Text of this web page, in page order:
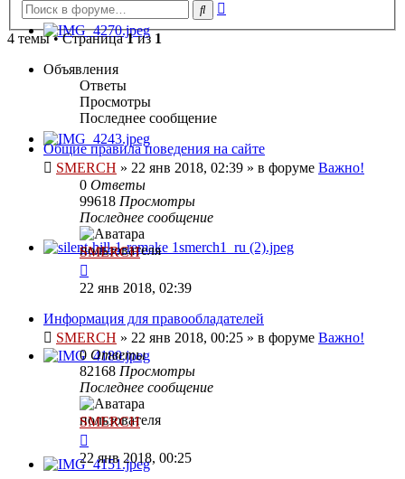
Поиск
4 темы • Страница1из 1
Объявления
Ответы
Просмотры
Последнее сообщение
Общие правила поведения на сайте
SMERCH » 22 янв 2018, 02:39 » в форуме Важно!
0 Ответы
99618 Просмотры
Последнее сообщение
SMERCH
22 янв 2018, 02:39
Информация для правообладателей
SMERCH » 22 янв 2018, 00:25 » в форуме Важно!
0 Ответы
82168 Просмотры
Последнее сообщение
SMERCH
22 янв 2018, 00:25